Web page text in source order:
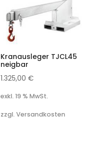
Kranausleger TJCL45
neigbar
1.325,00€
exkl. 19 % MwSt.
zzgl. Versandkosten